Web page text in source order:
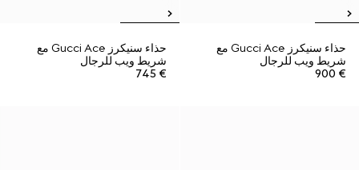
حذاء سنيكرز Gucci Ace مع
شريط ويب للرجال
€ 900
حذاء سنيكرز Gucci Ace مع
شريط ويب للرجال
€ 745